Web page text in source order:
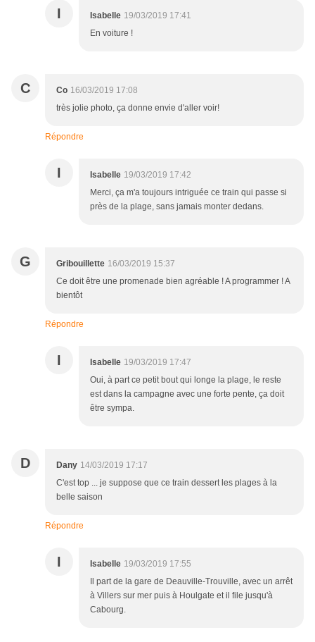
I Isabelle 19/03/2019 17:41
En voiture !
C Co 16/03/2019 17:08
très jolie photo, ça donne envie d'aller voir!
Répondre
I Isabelle 19/03/2019 17:42
Merci, ça m'a toujours intriguée ce train qui passe si
près de la plage, sans jamais monter dedans.
G Gribouillette 16/03/2019 15:37
Ce doit être une promenade bien agréable ! A programmer ! A
bientôt
Répondre
I Isabelle 19/03/2019 17:47
Oui, à part ce petit bout qui longe la plage, le reste
est dans la campagne avec une forte pente, ça doit
être sympa.
D Dany 14/03/2019 17:17
C'est top ... je suppose que ce train dessert les plages à la
belle saison
Répondre
I Isabelle 19/03/2019 17:55
Il part de la gare de Deauville-Trouville, avec un arrêt
à Villers sur mer puis à Houlgate et il file jusqu'à
Cabourg.